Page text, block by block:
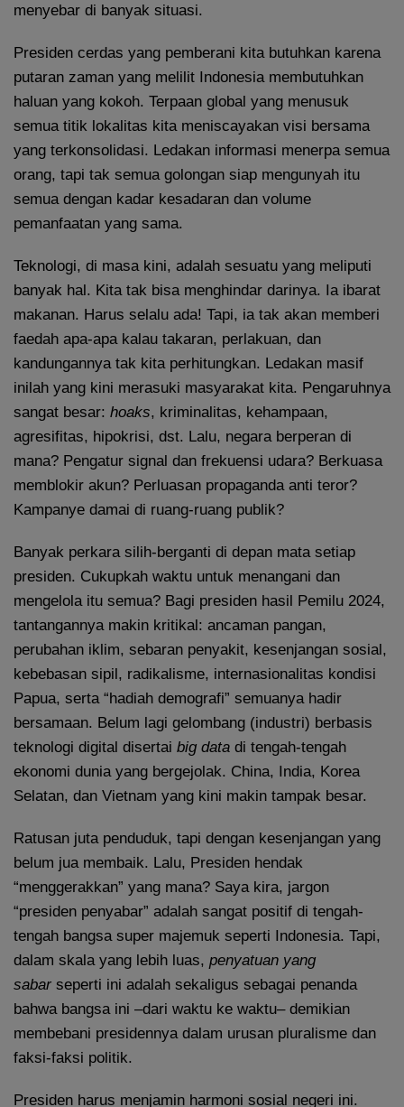
menyebar di banyak situasi.
Presiden cerdas yang pemberani kita butuhkan karena
putaran zaman yang melilit Indonesia membutuhkan
haluan yang kokoh. Terpaan global yang menusuk
semua titik lokalitas kita meniscayakan visi bersama
yang terkonsolidasi. Ledakan informasi menerpa semua
orang, tapi tak semua golongan siap mengunyah itu
semua dengan kadar kesadaran dan volume
pemanfaatan yang sama.
Teknologi, di masa kini, adalah sesuatu yang meliputi
banyak hal. Kita tak bisa menghindar darinya. Ia ibarat
makanan. Harus selalu ada! Tapi, ia tak akan memberi
faedah apa-apa kalau takaran, perlakuan, dan
kandungannya tak kita perhitungkan. Ledakan masif
inilah yang kini merasuki masyarakat kita. Pengaruhnya
sangat besar: hoaks, kriminalitas, kehampaan,
agresifitas, hipokrisi, dst. Lalu, negara berperan di
mana? Pengatur signal dan frekuensi udara? Berkuasa
memblokir akun? Perluasan propaganda anti teror?
Kampanye damai di ruang-ruang publik?
Banyak perkara silih-berganti di depan mata setiap
presiden. Cukupkah waktu untuk menangani dan
mengelola itu semua? Bagi presiden hasil Pemilu 2024,
tantangannya makin kritikal: ancaman pangan,
perubahan iklim, sebaran penyakit, kesenjangan sosial,
kebebasan sipil, radikalisme, internasionalitas kondisi
Papua, serta “hadiah demografi” semuanya hadir
bersamaan. Belum lagi gelombang (industri) berbasis
teknologi digital disertai big data di tengah-tengah
ekonomi dunia yang bergejolak. China, India, Korea
Selatan, dan Vietnam yang kini makin tampak besar.
Ratusan juta penduduk, tapi dengan kesenjangan yang
belum jua membaik. Lalu, Presiden hendak
“menggerakkan” yang mana? Saya kira, jargon
“presiden penyabar” adalah sangat positif di tengah-
tengah bangsa super majemuk seperti Indonesia. Tapi,
dalam skala yang lebih luas, penyatuan yang
sabar seperti ini adalah sekaligus sebagai penanda
bahwa bangsa ini –dari waktu ke waktu– demikian
membebani presidennya dalam urusan pluralisme dan
faksi-faksi politik.
Presiden harus menjamin harmoni sosial negeri ini.